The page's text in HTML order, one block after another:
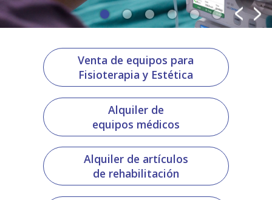
Venta de equipos para
Fisioterapia y Estética
Alquiler de
equipos médicos
Alquiler de artículos
de rehabilitación